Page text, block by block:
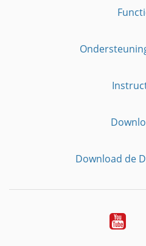
Download de